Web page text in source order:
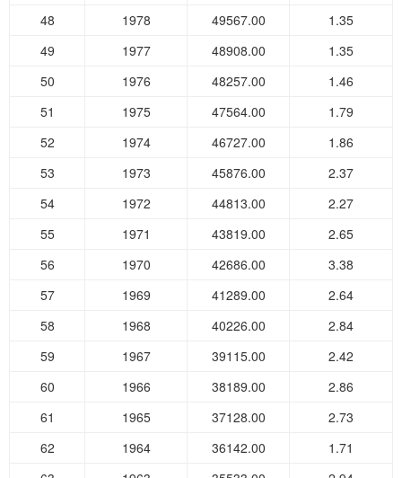
48 1978 49567.00
1.35
49
1977 48908.00
1.35
50
1976 48257.00
1.46
51
1975 47564.00
1.79
52
1974 46727.00
1.86
53
1973 45876.00
2.37
54
1972 44813.00
2.27
55
1971 43819.00
2.65
56
1970 42686.00
3.38
57
1969 41289.00
2.64
58
1968 40226.00
2.84
59
1967 39115.00
2.42
60
1966 38189.00
2.86
61
1965 37128.00
2.73
62
1964 36142.00
1.71